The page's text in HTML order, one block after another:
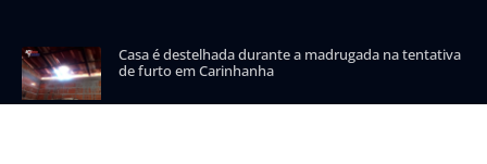
Casa é destelhada durante a madrugada na tentativa
de furto em Carinhanha